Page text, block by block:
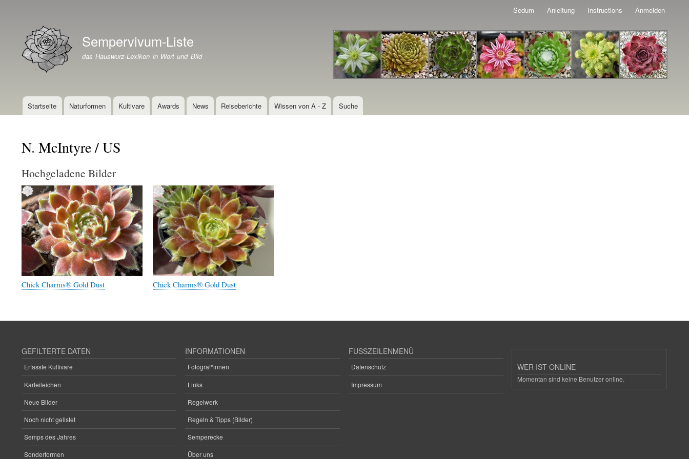
Inhalt
Sedum Anleitung Instructions Anmelden
Branding der WebsiteSempervivum-Liste
das Hauswurz-Lexikon in Wort und Bild
Hauptnavigation
Startseite Naturformen Kultivare Awards News Reiseberichte Wissen von A - Z Suche
N. McIntyre / US
Hochgeladene Bilder
Chick Charms® Gold Dust Chick Charms® Gold Dust
GEFILTERTE DATEN
Erfasste Kultivare
Karteileichen
Neue Bilder
Noch nicht gelistet
Semps des Jahres
Sonderformen
INFORMATIONEN
Fotograf*innen
Links
Regelwerk
Regeln & Tipps (Bilder)
Semperecke
Über uns
FUSSZEILENMENÜ
Datenschutz
Impressum
WER IST ONLINE
Momentan sind keine Benutzer online.